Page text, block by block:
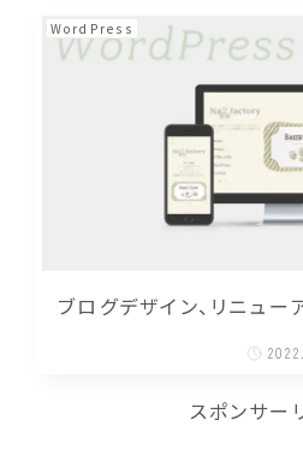
WordPress
ブログデザイン、リニュー
スポンサー